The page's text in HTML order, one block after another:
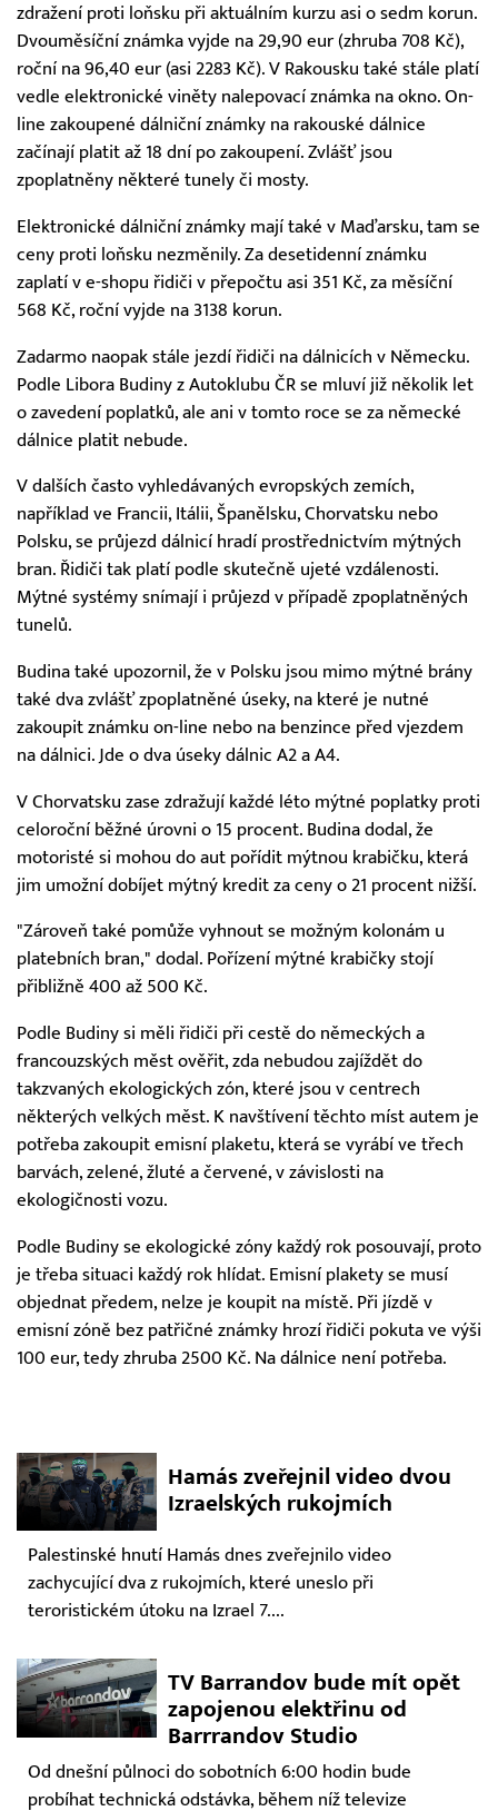
zdražení proti loňsku při aktuálním kurzu asi o sedm korun.
Dvouměsíční známka vyjde na 29,90 eur (zhruba 708 Kč),
roční na 96,40 eur (asi 2283 Kč). V Rakousku také stále platí
vedle elektronické viněty nalepovací známka na okno. On-
line zakoupené dálniční známky na rakouské dálnice
začínají platit až 18 dní po zakoupení. Zvlášť jsou
zpoplatněny některé tunely či mosty.
Elektronické dálniční známky mají také v Maďarsku, tam se
ceny proti loňsku nezměnily. Za desetidenní známku
zaplatí v e-shopu řidiči v přepočtu asi 351 Kč, za měsíční
568 Kč, roční vyjde na 3138 korun.
Zadarmo naopak stále jezdí řidiči na dálnicích v Německu.
Podle Libora Budiny z Autoklubu ČR se mluví již několik let
o zavedení poplatků, ale ani v tomto roce se za německé
dálnice platit nebude.
V dalších často vyhledávaných evropských zemích,
například ve Francii, Itálii, Španělsku, Chorvatsku nebo
Polsku, se průjezd dálnicí hradí prostřednictvím mýtných
bran. Řidiči tak platí podle skutečně ujeté vzdálenosti.
Mýtné systémy snímají i průjezd v případě zpoplatněných
tunelů.
Budina také upozornil, že v Polsku jsou mimo mýtné brány
také dva zvlášť zpoplatněné úseky, na které je nutné
zakoupit známku on-line nebo na benzince před vjezdem
na dálnici. Jde o dva úseky dálnic A2 a A4.
V Chorvatsku zase zdražují každé léto mýtné poplatky proti
celoroční běžné úrovni o 15 procent. Budina dodal, že
motoristé si mohou do aut pořídit mýtnou krabičku, která
jim umožní dobíjet mýtný kredit za ceny o 21 procent nižší.
"Zároveň také pomůže vyhnout se možným kolonám u
platebních bran," dodal. Pořízení mýtné krabičky stojí
přibližně 400 až 500 Kč.
Podle Budiny si měli řidiči při cestě do německých a
francouzských měst ověřit, zda nebudou zajíždět do
takzvaných ekologických zón, které jsou v centrech
některých velkých měst. K navštívení těchto míst autem je
potřeba zakoupit emisní plaketu, která se vyrábí ve třech
barvách, zelené, žluté a červené, v závislosti na
ekologičnosti vozu.
Podle Budiny se ekologické zóny každý rok posouvají, proto
je třeba situaci každý rok hlídat. Emisní plakety se musí
objednat předem, nelze je koupit na místě. Při jízdě v
emisní zóně bez patřičné známky hrozí řidiči pokuta ve výši
100 eur, tedy zhruba 2500 Kč. Na dálnice není potřeba.
Hamás zveřejnil video dvou
Izraelských rukojmích
Palestinské hnutí Hamás dnes zveřejnilo video
zachycující dva z rukojmích, které uneslo při
teroristickém útoku na Izrael 7....
TV Barrandov bude mít opět
zapojenou elektřinu od
Barrrandov Studio
Od dnešní půlnoci do sobotních 6:00 hodin bude
probíhat technická odstávka, během níž televize